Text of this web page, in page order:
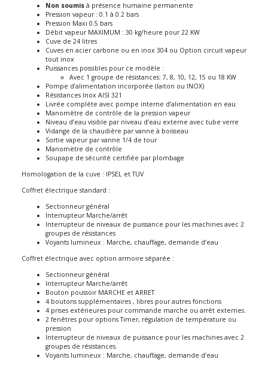
Non soumis à présence humaine permanente
Pression vapeur : 0.1 à 0.2 bars
Pression Maxi 0.5 bars
Débit vapeur MAXIMUM : 30 kg/heure pour 22 KW
Cuve de 24 litres
Cuves en acier carbone ou en inox 304 ou Option circuit vapeur
tout inox
Puissances possibles pour ce modèle :
Avec 1 groupe de résistances: 7, 8, 10, 12, 15 ou 18 KW
Pompe d’alimentation incorporée (laiton ou INOX)
Résistances Inox AISI 321
Livrée complète avec pompe interne d’alimentation en eau
Manomètre de contrôle de la pression vapeur
Niveau d’eau visible par niveau d’eau externe avec tube verre
Vidange de la chaudière par vanne à boisseau
Sortie vapeur par vanne 1/4 de tour
Manomètre de contrôle
Soupape de sécurité certifiée par plombage
Homologation de la cuve : IPSEL et TUV
Coffret électrique standard :
Sectionneur général
Interrupteur Marche/arrêt
Interrupteur de niveaux de puissance pour les machines avec 2
groupes de résistances
Voyants lumineux : Marche, chauffage, demande d’eau
Coffret électrique avec option armoire séparée :
Sectionneur général
Interrupteur Marche/arrêt
Bouton poussoir MARCHE et ARRET.
4 boutons supplémentaires , libres pour autres fonctions
4 prises extérieures pour commande marche ou arrêt externes.
2 fenêtres pour options Timer, régulation de température ou
pression
Interrupteur de niveaux de puissance pour les machines avec 2
groupes de résistances.
Voyants lumineux : Marche, chauffage, demande d’eau